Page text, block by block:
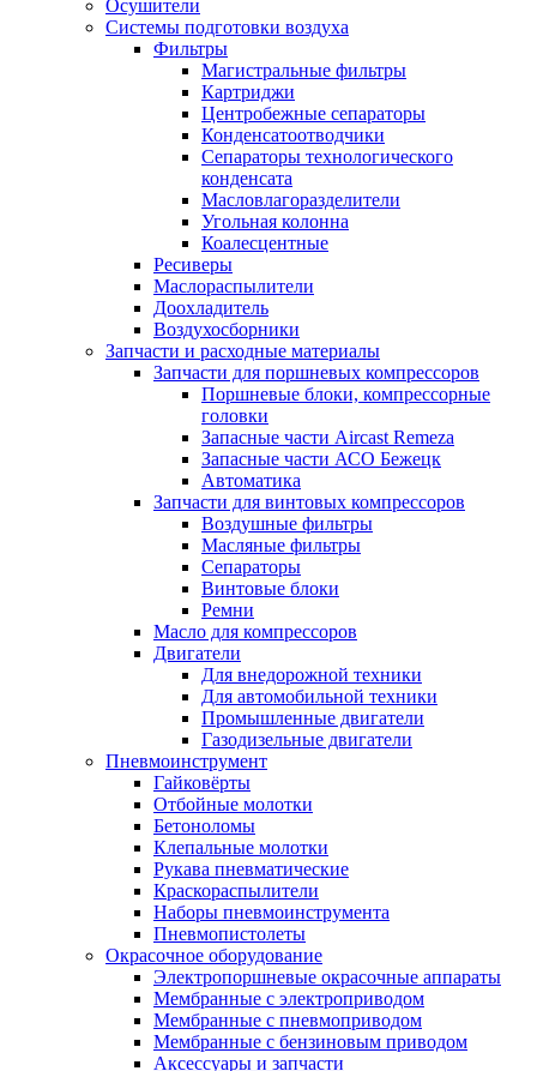
Осушители
Системы подготовки воздуха
Фильтры
Магистральные фильтры
Картриджи
Центробежные сепараторы
Конденсатоотводчики
Сепараторы технологического
конденсата
Масловлагоразделители
Угольная колонна
Коалесцентные
Ресиверы
Маслораспылители
Доохладитель
Воздухосборники
Запчасти и расходные материалы
Запчасти для поршневых компрессоров
Поршневые блоки, компрессорные
головки
Запасные части Aircast Remeza
Запасные части АСО Бежецк
Автоматика
Запчасти для винтовых компрессоров
Воздушные фильтры
Масляные фильтры
Сепараторы
Винтовые блоки
Ремни
Масло для компрессоров
Двигатели
Для внедорожной техники
Для автомобильной техники
Промышленные двигатели
Газодизельные двигатели
Пневмоинструмент
Гайковёрты
Отбойные молотки
Бетоноломы
Клепальные молотки
Рукава пневматические
Краскораспылители
Наборы пневмоинструмента
Пневмопистолеты
Окрасочное оборудование
Электропоршневые окрасочные аппараты
Мембранные с электроприводом
Мембранные с пневмоприводом
Мембранные с бензиновым приводом
Аксессуары и запчасти